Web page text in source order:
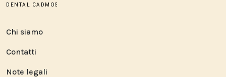
Chi siamo
Contatti
Note legali